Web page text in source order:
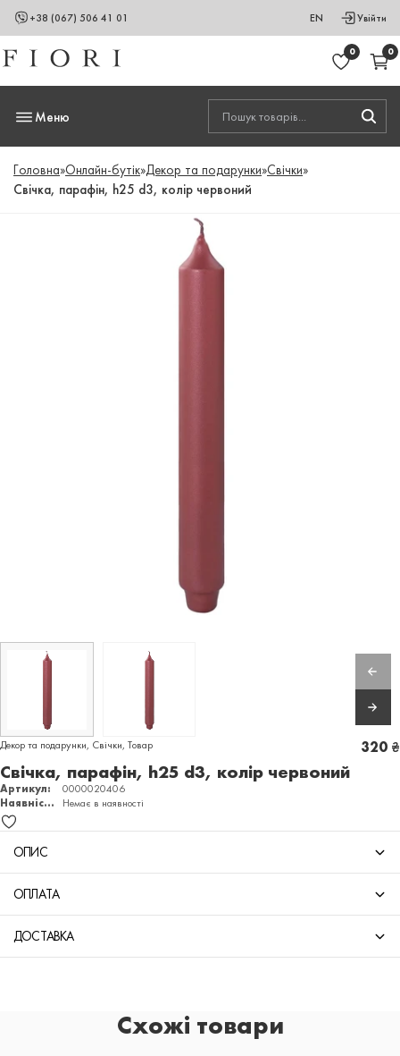
+38 (067) 506 41 01 EN Увійти
0 0
Меню
Головна»Онлайн-бутік»Декор та подарунки»Свічки»
Свічка, парафін, h25 d3, колір червоний
Декор та подарунки, Свічки, Товар
Свічка, парафін, h25 d3, колір червоний
320 ₴
Артикул:
0000020406
Наявність:
Немає в наявності
ОПИС
ОПЛАТА
ДОСТАВКА
Схожі товари